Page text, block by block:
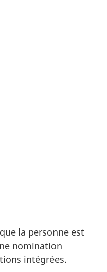
la personne est
nomination
intégrées.